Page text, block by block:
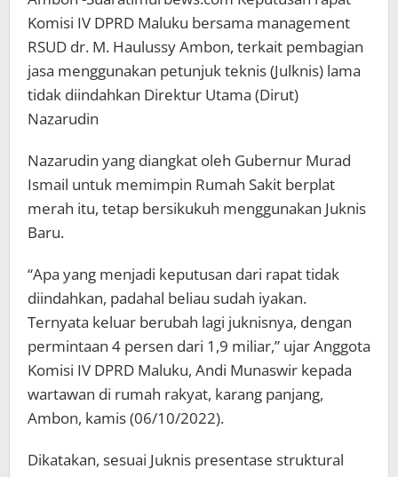
Komisi IV DPRD Maluku bersama management
RSUD dr. M. Haulussy Ambon, terkait pembagian
jasa menggunakan petunjuk teknis (Julknis) lama
tidak diindahkan Direktur Utama (Dirut)
Nazarudin
Nazarudin yang diangkat oleh Gubernur Murad
Ismail untuk memimpin Rumah Sakit berplat
merah itu, tetap bersikukuh menggunakan Juknis
Baru.
“Apa yang menjadi keputusan dari rapat tidak
diindahkan, padahal beliau sudah iyakan.
Ternyata keluar berubah lagi juknisnya, dengan
permintaan 4 persen dari 1,9 miliar,” ujar Anggota
Komisi IV DPRD Maluku, Andi Munaswir kepada
wartawan di rumah rakyat, karang panjang,
Ambon, kamis (06/10/2022).
Dikatakan, sesuai Juknis presentase struktural